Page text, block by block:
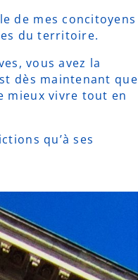
de mes concitoyens
du territoire.
vous avez la
dès maintenant que
mieux vivre tout en
qu’à ses